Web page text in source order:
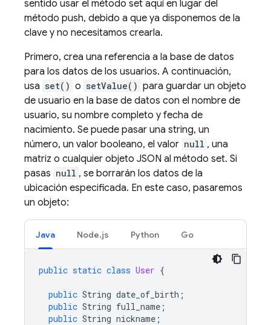
sentido usar el método set aquí en lugar del
método push, debido a que ya disponemos de la
clave y no necesitamos crearla.
Primero, crea una referencia a la base de datos
para los datos de los usuarios. A continuación,
usa set() o setValue() para guardar un objeto
de usuario en la base de datos con el nombre de
usuario, su nombre completo y fecha de
nacimiento. Se puede pasar una string, un
número, un valor booleano, el valor null , una
matriz o cualquier objeto JSON al método set. Si
pasas null , se borrarán los datos de la
ubicación especificada. En este caso, pasaremos
un objeto:
Java Node.js Python Go
public static class User {
public String date_of_birth ;
public String full_name ;
public String nickname ;